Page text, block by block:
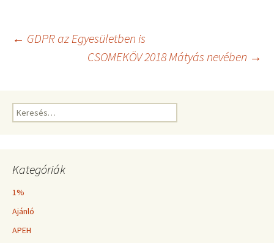
Bejegyzés
← GDPR az Egyesületben is
CSOMEKÖV 2018 Mátyás nevében →
Keresés:
Kategóriák
1%
Ajánló
APEH